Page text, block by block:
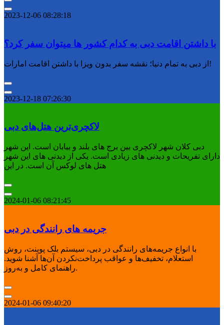
2023-12-06 08:28:18
با داشتن اقامت دبی به کدام کشور ها میتوان سفر کرد؟
از دبی به تمام دنیا؛ نقشه سفر بدون ویزا با داشتن اقامت امارات!
2023-12-18 07:26:30
لاکچری‌ترین هتل‌های دبی
دبی کلان شهر لاکچری بین برج های بلند و بیابان است. این شهر
دارای تفریحات و دیدنی های زیادی است. یکی از دیدنی های این شهر
هتل های لوکس آن است. در این
2024-01-06 08:21:45
جریمه های رانندگی در دبی
با انواع جریمه‌های رانندگی در دبی، سیستم بلک پوینت، روش
استعلام، تخفیف‌ها و عواقب پرداخت‌نکردن آن‌ها آشنا شوید.
راهنمای کامل و به‌روز.
2024-01-06 09:40:20